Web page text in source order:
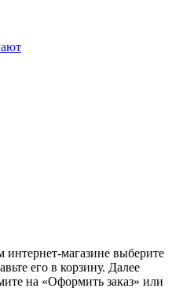
магазине выберите
его в корзину. Далее
на «Оформить заказ» или